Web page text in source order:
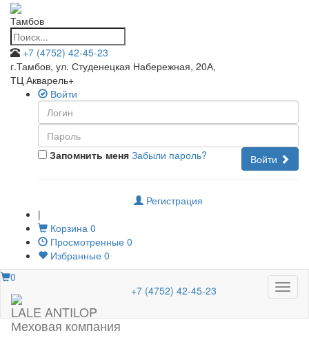
Тамбов
+7 (4752) 42-45-23
г.Тамбов, ул. Студенецкая Набережная, 20А,
ТЦ Акварель+
Войти
Запомнить меня Войти
Забыли пароль?
Регистрация
|
Корзина 0
Просмотренные 0
Избранные 0
Меню
0
LALE ANTILOP
Меховая компания
+7 (4752) 42-45-23